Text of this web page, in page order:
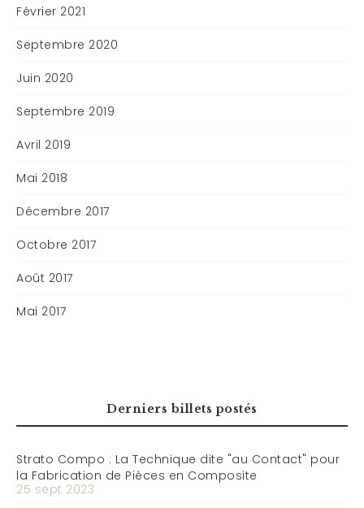
Février 2021
Septembre 2020
Juin 2020
Septembre 2019
Avril 2019
Mai 2018
Décembre 2017
Octobre 2017
Août 2017
Mai 2017
Derniers billets postés
Strato Compo : La Technique dite "au Contact" pour
la Fabrication de Pièces en Composite
25 sept 2023